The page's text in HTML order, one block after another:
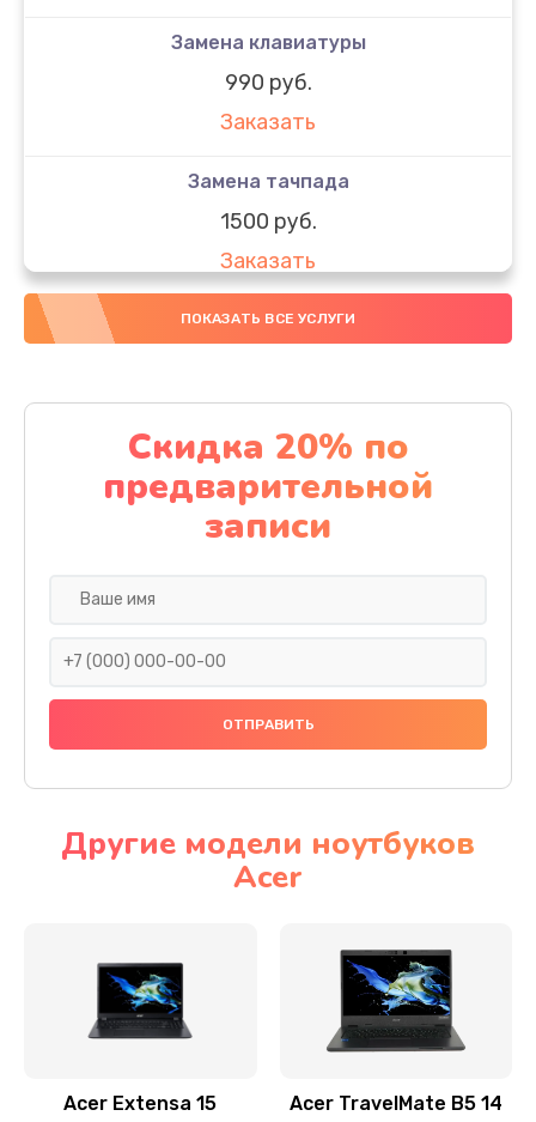
Замена клавиатуры
990 руб.
Заказать
Замена тачпада
1500 руб.
Заказать
Замена южного моста
Заказать
Чистка от пыли
1060 руб.
Заказать
Ремонт подсветки
Настройка BIOS
Замена видеочипа
Заказать
ПОКАЗАТЬ ВСЕ УСЛУГИ
Скидка 20% по
предварительной
записи
Другие модели ноутбуков
Acer
Acer Extensa 15 Acer TravelMate B5 14